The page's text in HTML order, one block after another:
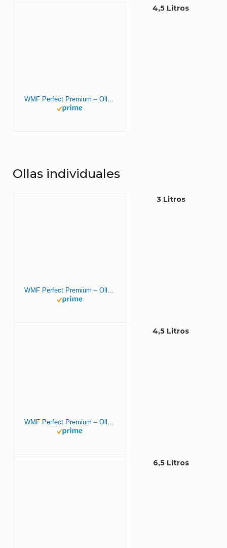
WMF Perfect Premium – Olla Rápida 22 cm de diámetro, 4 litros y medio, Acero Inoxidable para inducción & Perfect Plus Junta de Goma para Tapa, Silicona, Gris, 22 cm
4,5 Litros
Ollas individuales
WMF Perfect Premium – Olla Rápida 22 cm de diámetro, 3 litros, Acero Inoxidable para inducción
3 Litros
WMF Perfect Premium – Olla Rápida 22 cm de diámetro, 4 litros y medio, Acero Inoxidable para inducción
4,5 Litros
6,5 Litros